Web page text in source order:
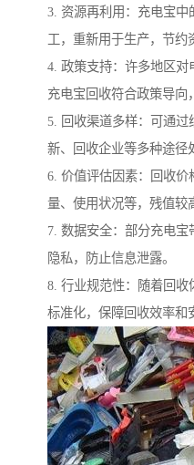
3. 资源再利用：充电宝中
工，重新用于生产，节约
4. 政策支持：许多地区对
充电宝回收符合政策导向
5. 回收渠道多样：可通
新、回收企业等多种途径
6. 价值评估因素：回收
量、使用状况等，残值较
7. 数据安全：部分充电
隐私，防止信息泄露。
8. 行业规范性：随着回
标准化，保障回收效率和